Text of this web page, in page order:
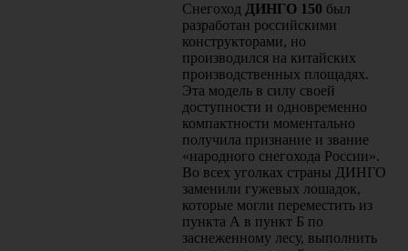
Снегоход ДИНГО 150 был
разработан российскими
конструкторами, но
производился на китайских
производственных площадях.
Эта модель в силу своей
доступности и одновременно
компактности моментально
получила признание и звание
«народного снегохода России».
Во всех уголках страны ДИНГО
заменили гужевых лошадок,
которые могли переместить из
пункта А в пункт Б по
заснеженному лесу, выполнить